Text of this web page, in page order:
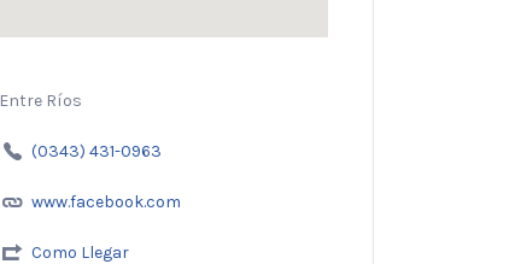
Entre Ríos
(0343) 431-0963
www.facebook.com
Como Llegar